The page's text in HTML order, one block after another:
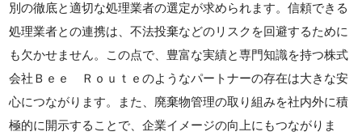
別の徹底と適切な処理業者の選定が求められます。信頼できる
処理業者との連携は、不法投棄などのリスクを回避するために
も欠かせません。この点で、豊富な実績と専門知識を持つ株式
会社Ｂｅｅ Ｒｏｕｔｅのようなパートナーの存在は大きな安
心につながります。また、廃棄物管理の取り組みを社内外に積
極的に開示することで、企業イメージの向上にもつながりま